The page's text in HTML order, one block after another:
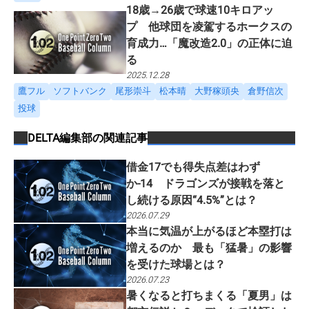
18歳→26歳で球速10キロアッ
プ 他球団を凌駕するホークスの
育成力…「魔改造2.0」の正体に迫
る
2025.12.28
鷹フル
ソフトバンク 尾形崇斗 松本晴 大野稼頭央
倉野信次
投球
DELTA編集部の関連記事
借金17でも得失点差はわず
か-14 ドラゴンズが接戦を落と
し続ける原因“4.5%”とは？
2026.07.29
本当に気温が上がるほど本塁打は
増えるのか 最も「猛暑」の影響
を受けた球場とは？
2026.07.23
暑くなると打ちまくる「夏男」は